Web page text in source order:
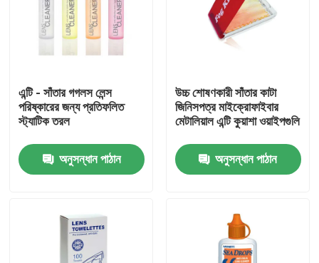
বাড়ি
আমাদের সম্পর্কে
এন্টি - সাঁতার গগলস লেন্স
পরিষ্কারের জন্য প্রতিফলিত
স্ট্যাটিক তরল
অনুসন্ধান পাঠান
উচ্চ শোষণকারী সাঁতার কাটা
জিনিসপত্র মাইক্রোফাইবার
মেটালিয়াল এন্টি কুয়াশা ওয়াইপগুলি
অনুসন্ধান পাঠান